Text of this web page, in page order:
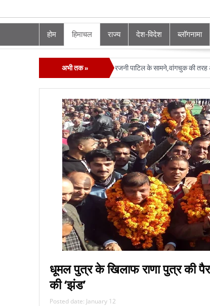
होम हिमाचल राज्य देश-विदेश ब्लॉगनामा
अभी तक »
CM सुक्‍खू की करतूतों का भंडा फोड़ा रजनी पाटिल के सामने,वांगचुक की तरह अनशन
धूमल पुत्र के खिलाफ राणा पुत्र की
की ‘झंड’
Posted date: January 12